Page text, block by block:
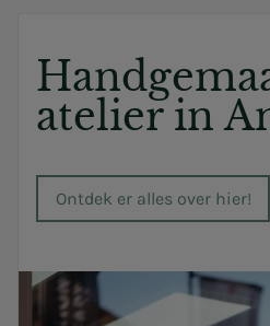
atelier in
Ontdek er alles over hier!